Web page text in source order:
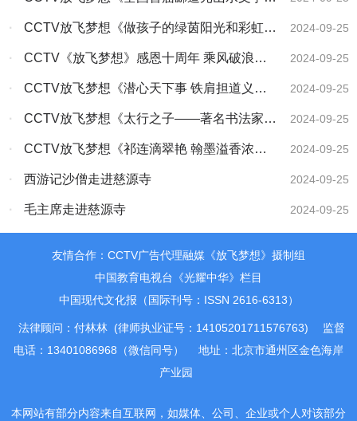
赛颁奖盛典纪实》
·
CCTV放飞梦想《做孩子的绿茵阳光和彩虹》
《诗画中国》《商企故事》开机
2024-09-25
·
CCTV《放飞梦想》感恩十周年 乘风破浪再
扬帆
2024-09-25
·
CCTV放飞梦想《潜心天下事 铁肩担道义
——访全国道德教育新闻人物林膑》
2024-09-25
·
CCTV放飞梦想《太行之子——著名书法家于
半丁》
2024-09-25
·
CCTV放飞梦想《祁连滴翠艳 翰墨溢香浓
——记著名书法大师许立民先生》
2024-09-25
· 西游记沙僧走进慈源寺 2024-09-25
· 毛主席走进慈源寺 2024-09-25
友情合作：CCTV广告代理融媒《放飞梦想》摄制组
中国教育电视台《光耀中华》栏目
中国现代文化报（国际刊号：ISSN 2616-6313）
法律顾问：付林林 (律师执业证号：14105201711576763)
监督
电话：13401086968（微信同号）
地址：北京市通州区金色海岸
产业园
本网站有部分内容来自互联网，如媒体、公司、企业或个人对该部分